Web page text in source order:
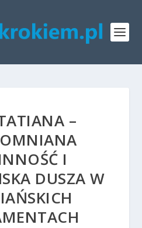
–
I
DUSZA W